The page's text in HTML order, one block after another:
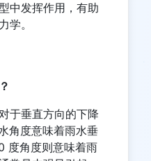
中发挥作用，有助
学。
于垂直方向的下降
角度意味着雨水垂
度角度则意味着雨